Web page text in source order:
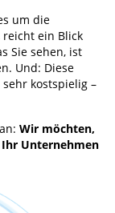
um die
ein Blick
Sie sehen, ist
Und: Diese
kostspielig –
Wir möchten,
Ihr Unternehmen